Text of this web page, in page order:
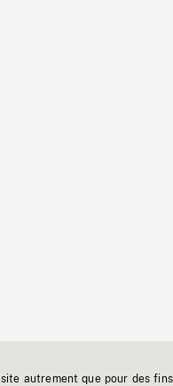
autrement que pour des